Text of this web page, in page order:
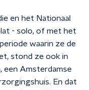
en het Nationaal
- solo, of met het
waarin ze de
stond ze ook in
een Amsterdamse
En dat